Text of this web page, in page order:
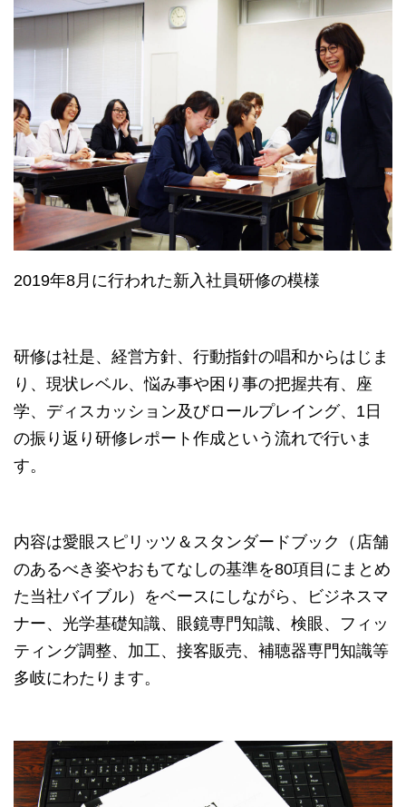
2019年8月に行われた新入社員研修の模様
研修は社是、経営方針、行動指針の唱和からはじま
り、現状レベル、悩み事や困り事の把握共有、座
学、ディスカッション及びロールプレイング、1日
の振り返り研修レポート作成という流れで行いま
す。
内容は愛眼スピリッツ＆スタンダードブック（店舗
のあるべき姿やおもてなしの基準を80項目にまとめ
た当社バイブル）をベースにしながら、ビジネスマ
ナー、光学基礎知識、眼鏡専門知識、検眼、フィッ
ティング調整、加工、接客販売、補聴器専門知識等
多岐にわたります。